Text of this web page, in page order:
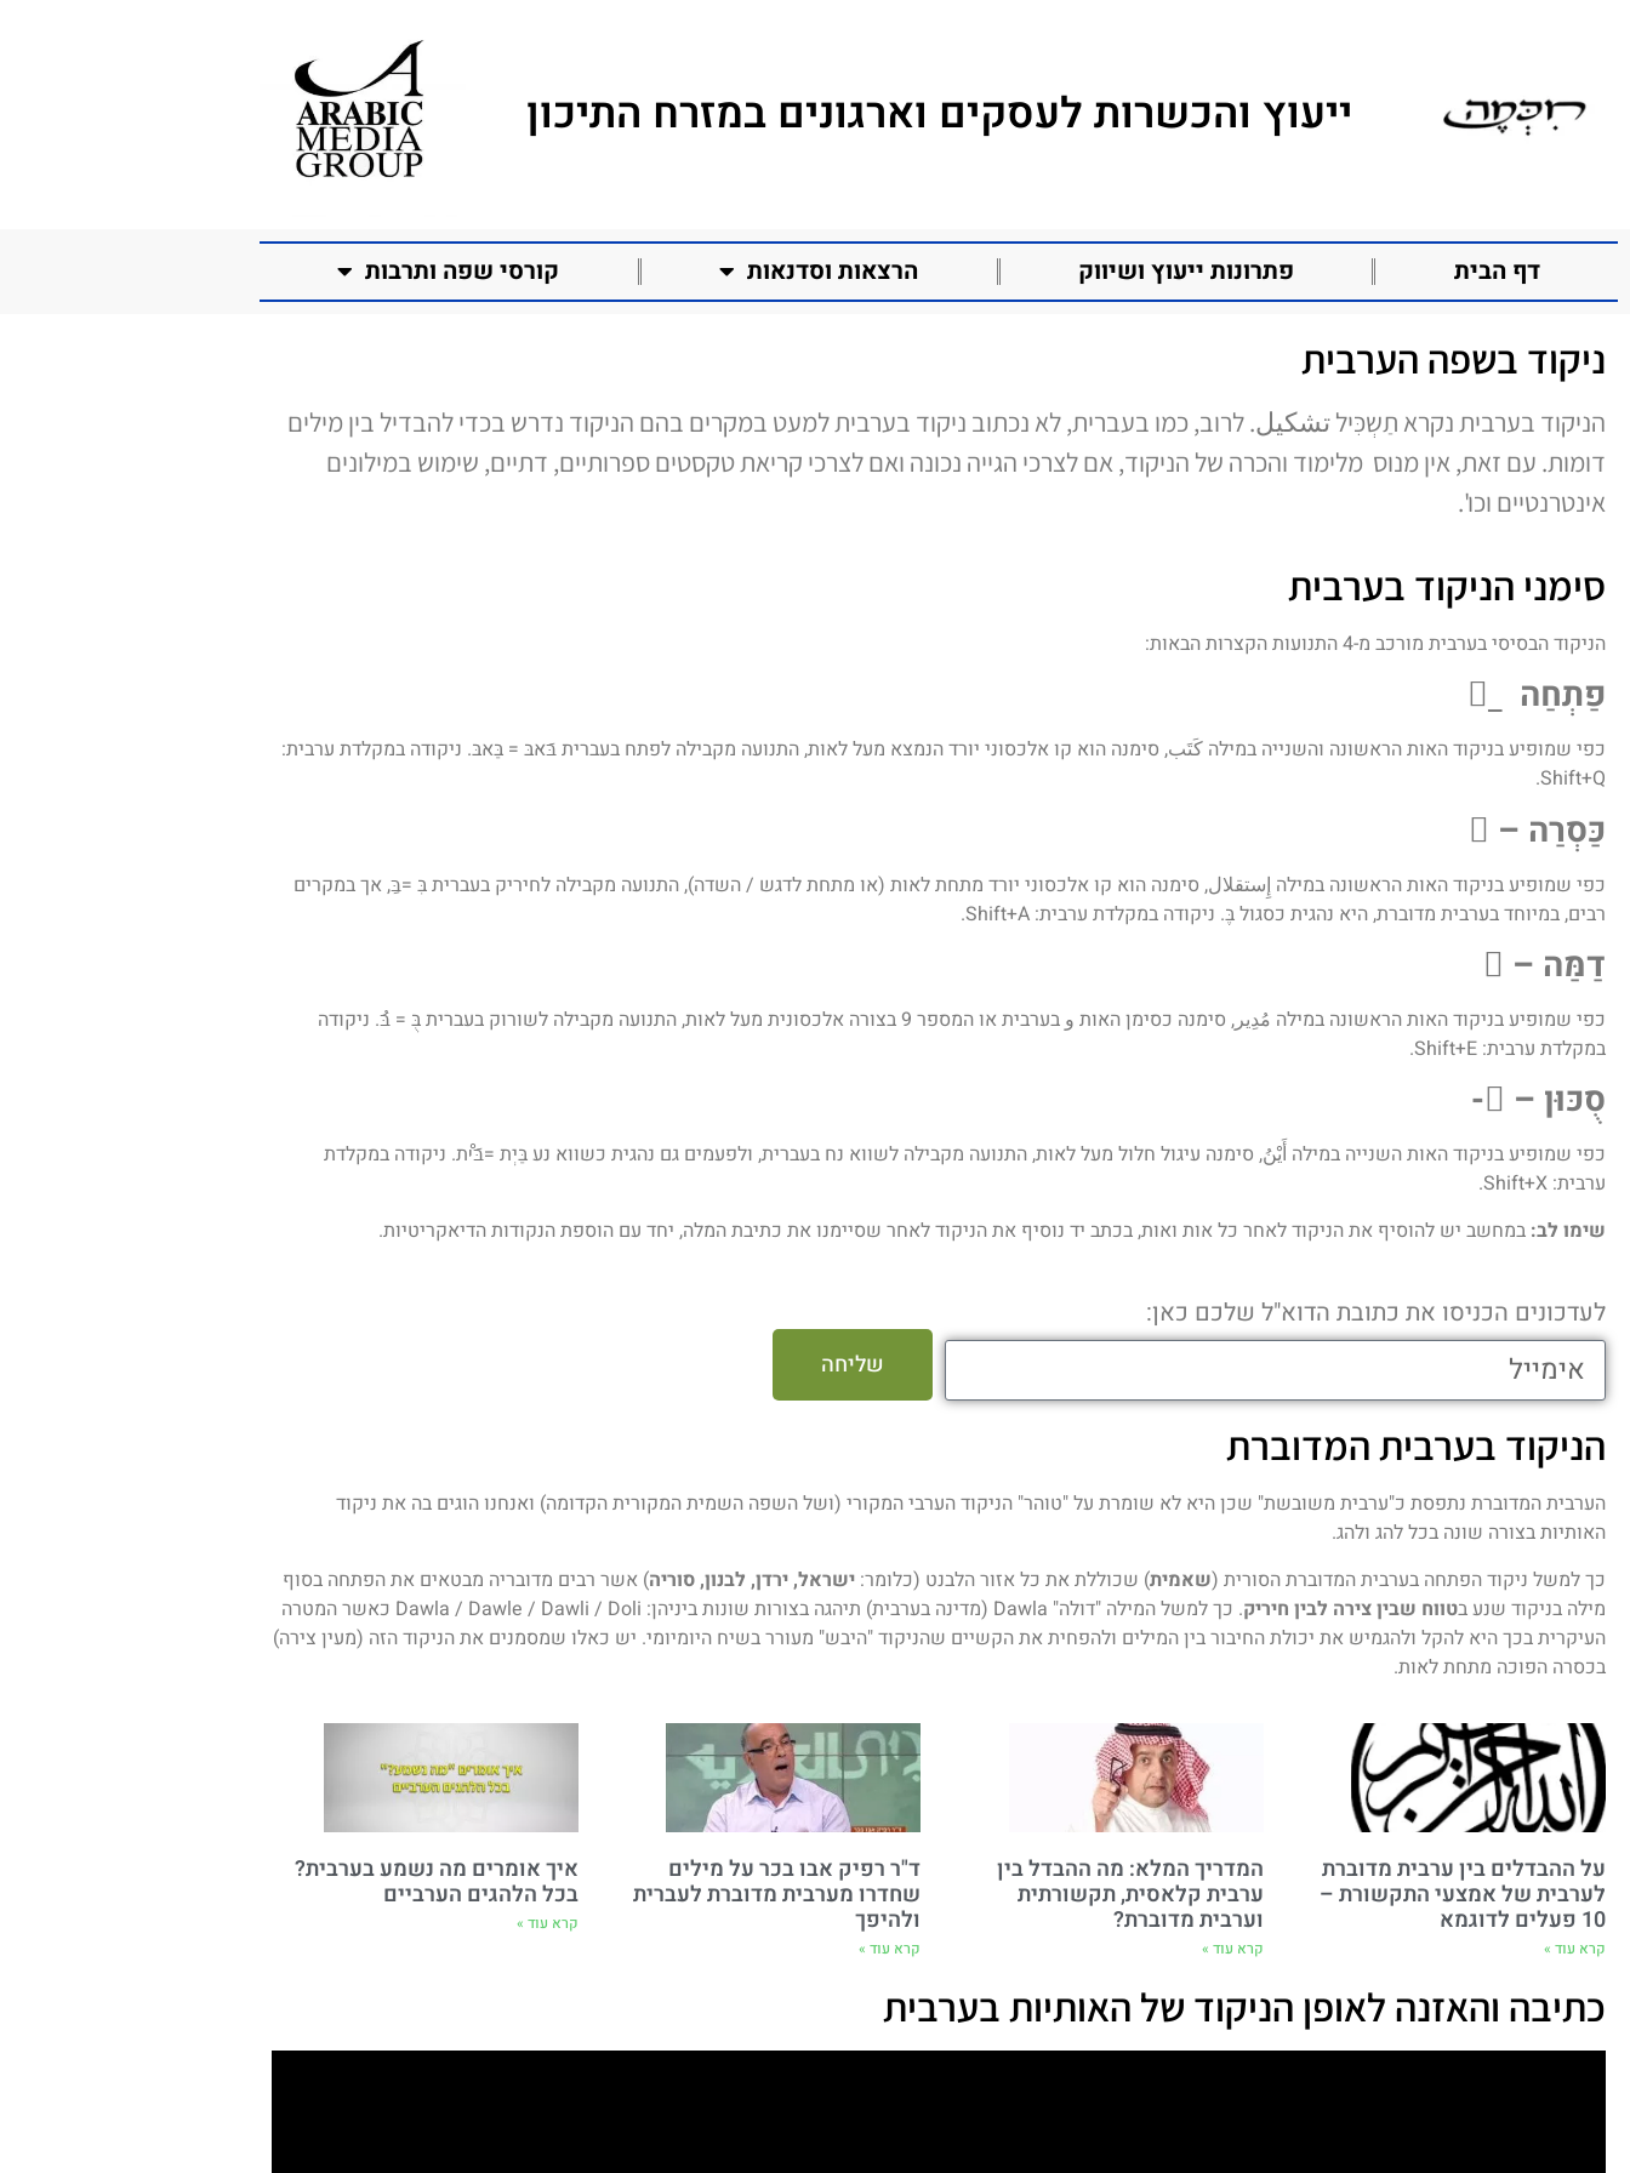
ייעוץ והכשרות לעסקים וארגונים במזרח התיכון
דף הבית פתרונות ייעוץ ושיווק הרצאות וסדנאות קורסי שפה ותרבות
ניקוד בשפה הערבית
הניקוד בערבית נקרא תַשְכִּיל تشكيل. לרוב, כמו בעברית, לא נכתוב ניקוד בערבית למעט במקרים בהם הניקוד נדרש בכדי להבדיל בין מילים
דומות. עם זאת, אין מנוס מלימוד והכרה של הניקוד, אם לצרכי הגייה נכונה ואם לצרכי קריאת טקסטים ספרותיים, דתיים, שימוש במילונים
אינטרנטיים וכו'.
סימני הניקוד בערבית
הניקוד הבסיסי בערבית מורכב מ-4 התנועות הקצרות הבאות:
פַתְחַה _َ
כפי שמופיע בניקוד האות הראשונה והשנייה במילה كَتَب, סימנה הוא קו אלכסוני יורד הנמצא מעל לאות, התנועה מקבילה לפתח בעברית בּَאבּ = בַּאבּ. ניקודה במקלדת ערבית:
Shift+Q.
כַּסְרַה – ِ
כפי שמופיע בניקוד האות הראשונה במילה إِستقلال, סימנה הוא קו אלכסוני יורד מתחת לאות (או מתחת לדגש / השדה), התנועה מקבילה לחיריק בעברית בִּ =בּِ, אך במקרים
רבים, במיוחד בערבית מדוברת, היא נהגית כסגול בֶּ. ניקודה במקלדת ערבית: Shift+A.
דַמַּה – ُ
כפי שמופיע בניקוד האות הראשונה במילה مُدِير, סימנה כסימן האות و בערבית או המספר 9 בצורה אלכסונית מעל לאות, התנועה מקבילה לשורוק בעברית בֻּ = בּُ. ניקודה
במקלדת ערבית: Shift+E.
סֻכּוּן – ْ-
כפי שמופיע בניקוד האות השנייה במילה أَيْنُ, סימנה עיגול חלול מעל לאות, התנועה מקבילה לשווא נח בעברית, ולפעמים גם נהגית כשווא נע בַּיְת =בּَיْת. ניקודה במקלדת
ערבית: Shift+X.
שימו לב: במחשב יש להוסיף את הניקוד לאחר כל אות ואות, בכתב יד נוסיף את הניקוד לאחר שסיימנו את כתיבת המלה, יחד עם הוספת הנקודות הדיאקריטיות.
לעדכונים הכניסו את כתובת הדוא"ל שלכם כאן:
שליחה
הניקוד בערבית המדוברת
הערבית המדוברת נתפסת כ"ערבית משובשת" שכן היא לא שומרת על "טוהר" הניקוד הערבי המקורי (ושל השפה השמית המקורית הקדומה) ואנחנו הוגים בה את ניקוד
האותיות בצורה שונה בכל להג ולהג.
כך למשל ניקוד הפתחה בערבית המדוברת הסורית (שאמית) שכוללת את כל אזור הלבנט (כלומר: ישראל, ירדן, לבנון, סוריה) אשר רבים מדובריה מבטאים את הפתחה בסוף
מילה בניקוד שנע בטווח שבין צירה לבין חיריק
. כך למשל המילה "דולה" Dawla (מדינה בערבית) תיהגה בצורות שונות ביניהן: Dawla / Dawle / Dawli / Doli כאשר המטרה
העיקרית בכך היא להקל ולהגמיש את יכולת החיבור בין המילים ולהפחית את הקשיים שהניקוד "היבש" מעורר בשיח היומיומי. יש כאלו שמסמנים את הניקוד הזה (מעין צירה)
בכסרה הפוכה מתחת לאות.
על ההבדלים בין ערבית מדוברת
לערבית של אמצעי התקשורת –
10 פעלים לדוגמא
קרא עוד »
המדריך המלא: מה ההבדל בין
ערבית קלאסית, תקשורתית
וערבית מדוברת?
קרא עוד »
ד"ר רפיק אבו בכר על מילים
שחדרו מערבית מדוברת לעברית
ולהיפך
קרא עוד »
איך אומרים מה נשמע בערבית?
בכל הלהגים הערביים
קרא עוד »
כתיבה והאזנה לאופן הניקוד של האותיות בערבית